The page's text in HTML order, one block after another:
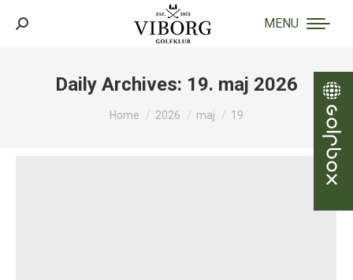
MENU
Search:
Daily Archives: 19. maj 2026
You are here:
Home 2026 maj 19